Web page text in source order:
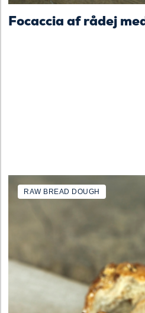
Focaccia af rådej
RAW BREAD DOUGH